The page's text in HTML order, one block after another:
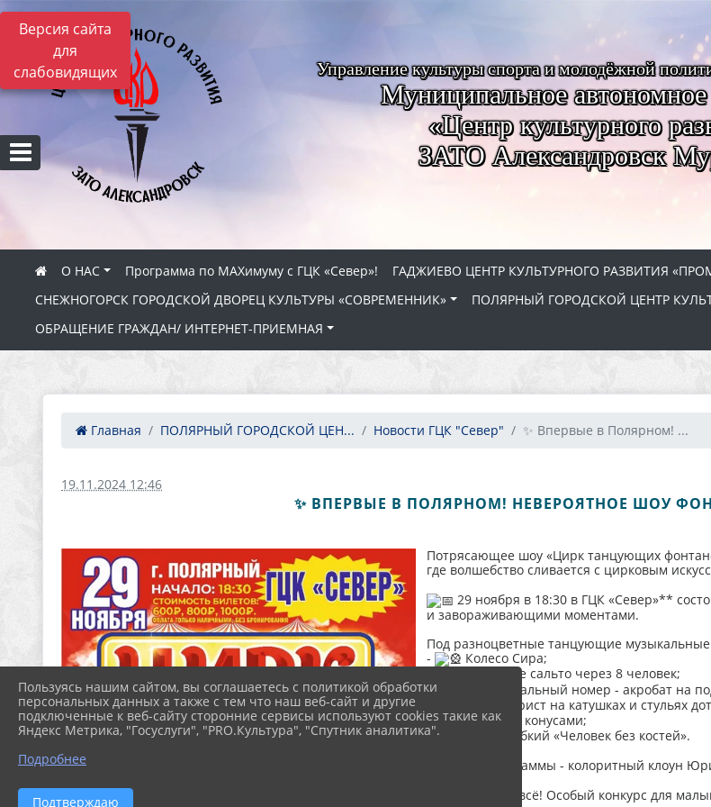
Версия сайта
для
слабовидящих
Управление культуры спорта и молодёжной
Муниципальное
«Центр культурного
ЗАТО Александровск
О НАС Программа по МАХимуму с ГЦК «Север»! ГАДЖИЕВО ЦЕНТР КУЛЬТУРНОГО РАЗВИТИЯ
СНЕЖНОГОРСК ГОРОДСКОЙ ДВОРЕЦ КУЛЬТУРЫ «СОВРЕМЕННИК»
ПОЛЯРНЫЙ ГОРОДСКОЙ ЦЕНТР
ОБРАЩЕНИЕ ГРАЖДАН/ ИНТЕРНЕТ-ПРИЕМНАЯ
Главная ПОЛЯРНЫЙ ГОРОДСКОЙ ЦЕН... Новости ГЦК "Север" ✨ Впервые в Полярном! ...
19.11.2024 12:46
✨ ВПЕРВЫЕ В ПОЛЯРНОМ! НЕВЕРОЯТНОЕ ШОУ
Потрясающее шоу «Цирк танцующих
где волшебство сливается с цирковым
29 ноября в 18:30 в ГЦК «Север»**
и завораживающими моментами.
Под разноцветные танцующие
-
Колесо Сира;
Арабское сальто через 8 человек;
-
Экстремальный номер - акробат на
Эквилибрист на катушках и стульях
-
Жонглер конусами;
-
Супер гибкий «Человек без костей».
И гвоздь программы - колоритный клоун
Но это ещё не всё! Особый конкурс для
Пользуясь нашим сайтом, вы соглашаетесь с политикой обработки
персональных данных а также с тем что наш веб-сайт и другие
подключенные к веб-сайту сторонние сервисы используют cookies такие как
Яндекс Метрика, "Госуслуги", "PRO.Культура", "Спутник аналитика".
Подробнее
Подтверждаю